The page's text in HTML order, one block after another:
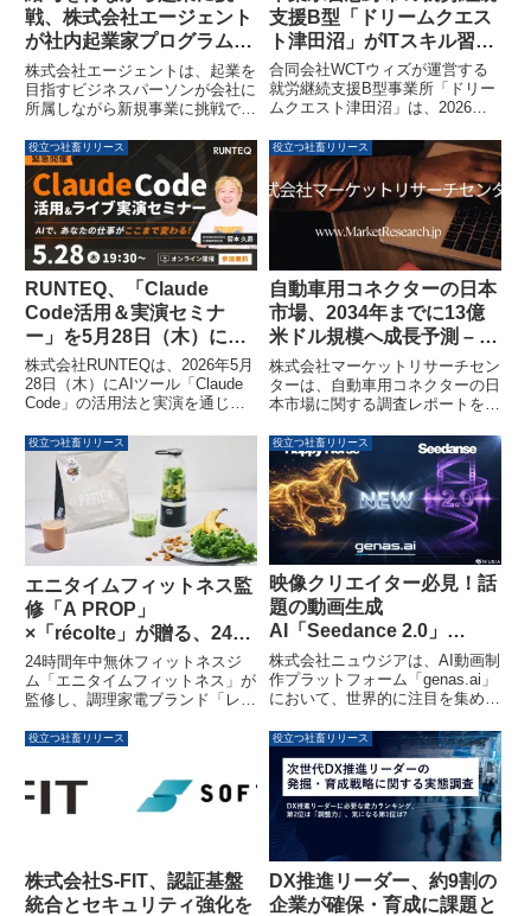
戦、株式会社エージェント
が社内起業家プログラム
「スマスタ」で300名を募
集開始
株式会社エージェントは、起業を
目指すビジネスパーソンが会社に
所属しながら新規事業に挑戦でき
トスタートアッププログラム（ス
マスタ）」を開始しました。個人
のリスクを最小限に抑えつつ、事
業創出を目指す300名の起業家候
補者を大規模に募集しています。
支援B型「ドリームクエス
ト津田沼」がITスキル習得
による完全在宅ワーク支援
を本格始動
合同会社WCTウィズが運営する
就労継続支援B型事業所「ドリー
ムクエスト津田沼」は、2026年5
等により通所が困難な方を対象と
した「完全在宅ワーク支援プログ
ラム」を拡充しました。PC貸与
やオンライン個別指導を通じて、
ITスキルを習得し、自宅でWeb制
作や動画編集などの業務に従事す
ることで、経済的自立と社会参加
を促進します。
役立つ社畜リリース
RUNTEQ、「Claude
Code活用＆実演セミナ
ー」を5月28日（木）に無
料開催
株式会社RUNTEQは、2026年5月
28日（木）にAIツール「Claude
Code」の活用法と実演を通じ
自分の作業をAIで自動化・効率化
できるようになることを目的とし
た無料オンラインセミナー
「Claude Code活用＆実演セミナ
ー」を開催します。
役立つ社畜リリース
自動車用コネクターの日本
市場、2034年までに13億
米ドル規模へ成長予測 – 高
速データ転送と効率化が市
場を牽引
株式会社マーケットリサーチセン
ターは、自動車用コネクターの日
本市場に関する調査レポートを発
米ドルだった市場は、2034年に
は13億7880万米ドルに達し、年
平均成長率5.13%で拡大すると予
測されています。高速データ転送
の需要増加や業務効率化が市場成
長の主要な要因です。
役立つ社畜リリース
エニタイムフィットネス監
修「A PROP」
×「récolte」が贈る、24時
間の生活をアップデートす
る調理家電シリーズが登場
24時間年中無休フィットネスジ
ム「エニタイムフィットネス」が
監修し、調理家電ブランド「レコ
スブレンダー」と「チキン＆ボイ
人々の24時間の生活を豊かにす
るプロダクトです。
役立つ社畜リリース
映像クリエイター必見！話
題の動画生成
AI「Seedance 2.0」
「HappyHorse」を日本語
環境で実務利用可能に。
「genas.ai」が複数エンジ
株式会社ニュウジアは、AI動画制
作プラットフォーム「genas.ai」
において、世界的に注目を集める
AI「HappyHorse 1.0」と
「Seedance 2.0」を新たに実
装・統合しました。これにより、
日本のクリエイターはこれらの高
性能モデルを日本語UIと日本円決
済で利用でき、動画制作の現場に
おける効率化と表現力の向上に貢
献します。
役立つ社畜リリース
株式会社S-FIT、認証基盤
統合とセキュリティ強化を
役立つ社畜リリース
DX推進リーダー、約9割の
企業が確保・育成に課題と